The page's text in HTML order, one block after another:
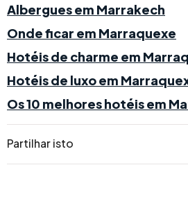
Albergues em Marrakech
Onde ficar em Marraquexe
Hotéis de charme em
Hotéis de luxo em
Os 10 melhores hotéis em
Partilhar isto